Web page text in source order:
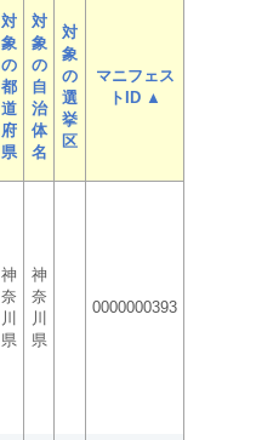
対
象
の
都
道
府
県
対
象
の
自
治
体
名
対
象
の
選
挙
区
マニフェス
トID ▲
神
奈
川
県
神
奈
川
県
0000000393